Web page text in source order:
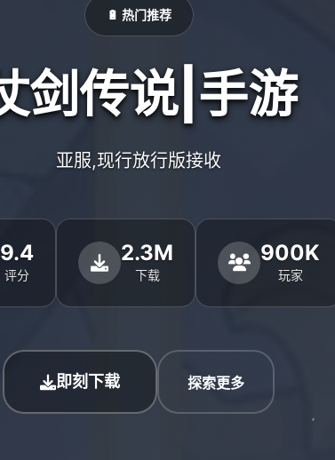
🔋 热门推荐
剑传说|手游
亚服,现行放行版接收
9.4
评分
2.3M
下载
900K
玩家
即刻下载 探索更多